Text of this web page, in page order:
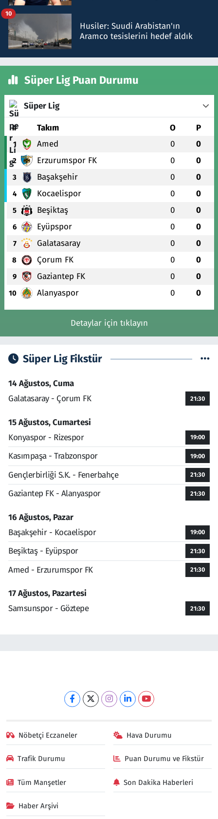
Husiler: Suudi Arabistan'ın
Aramco tesislerini hedef aldık
10
Süper Lig Puan Durumu
Süper Lig
# Takım O P
1 Amed 0 0
2 Erzurumspor FK 0 0
3 Başakşehir 0 0
4 Kocaelispor 0 0
5 Beşiktaş 0 0
6 Eyüpspor 0 0
7 Galatasaray 0 0
8 Çorum FK 0 0
9 Gaziantep FK 0 0
10 Alanyaspor 0 0
Detaylar için tıklayın
Süper Lig Fikstür
14 Ağustos, Cuma
Galatasaray - Çorum FK
21:30
15 Ağustos, Cumartesi
Konyaspor - Rizespor
19:00
Kasımpaşa - Trabzonspor 19:00
Gençlerbirliği S.K. - Fenerbahçe 21:30
Gaziantep FK - Alanyaspor 21:30
16 Ağustos, Pazar
Başakşehir - Kocaelispor
19:00
Beşiktaş - Eyüpspor 21:30
Amed - Erzurumspor FK 21:30
17 Ağustos, Pazartesi
Samsunspor - Göztepe
21:30
Nöbetçi Eczaneler Hava Durumu
Trafik Durumu Puan Durumu ve Fikstür
Tüm Manşetler Son Dakika Haberleri
Haber Arşivi